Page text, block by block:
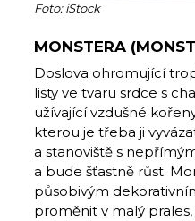
Foto: iStock
MONSTERA
Doslova ohromující
listy ve tvaru srdce s
užívající vzdušné
kterou je třeba ji
a stanoviště s
a bude šťastně růst.
působivým
proměnit v malý